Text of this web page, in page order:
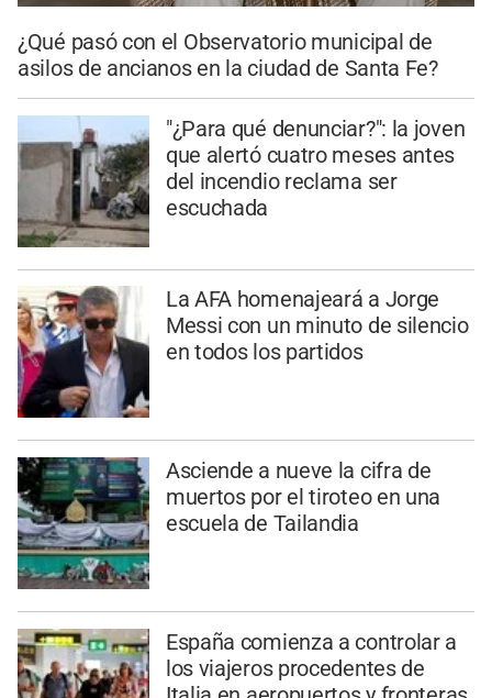
¿Qué pasó con el Observatorio municipal de
asilos de ancianos en la ciudad de Santa Fe?
"¿Para qué denunciar?": la joven
que alertó cuatro meses antes
del incendio reclama ser
escuchada
La AFA homenajeará a Jorge
Messi con un minuto de silencio
en todos los partidos
Asciende a nueve la cifra de
muertos por el tiroteo en una
escuela de Tailandia
España comienza a controlar a
los viajeros procedentes de